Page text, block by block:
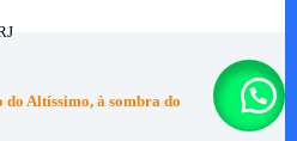
Altíssimo, à sombra do